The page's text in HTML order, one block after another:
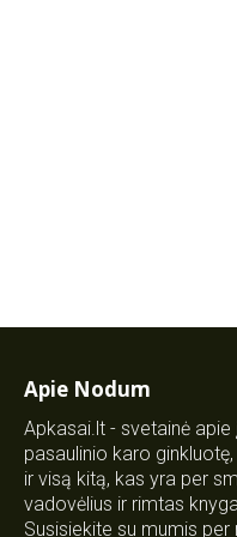
Apie Nodum
Apkasai.lt - svetainė
pasaulinio karo
ir visą kitą, kas yra per
vadovėlius ir rimtas
Susisiekite su mumis per